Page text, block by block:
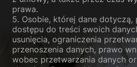
prawa.
5. Osobie, której dane dotyczą,
dostępu do treści swoich
usunięcia, ograniczenia
przenoszenia danych, prawo
wobec przetwarzania danych